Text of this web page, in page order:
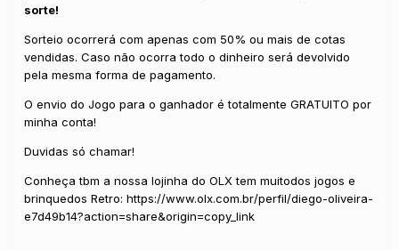
sorte!
Sorteio ocorrerá com apenas com 50% ou mais de cotas
vendidas. Caso não ocorra todo o dinheiro será devolvido
pela mesma forma de pagamento.
O envio do Jogo para o ganhador é totalmente GRATUITO por
minha conta!
Duvidas só chamar!
Conheça tbm a nossa lojinha do OLX tem muitodos jogos e
brinquedos Retro:https://www.olx.com.br/perfil/diego-oliveira-
e7d49b14?action=share&origin=copy_link